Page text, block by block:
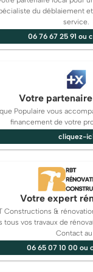
du déblaiement
service.
06 76 67 25 91 ou
Votre
Populaire vous
financement de votre
cliquez-
Votre expert
Constructions &
tous vos travaux de
Contact au
06 65 07 10 00 ou